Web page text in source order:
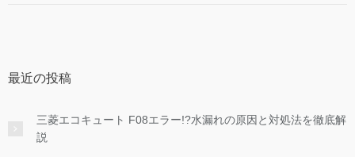
最近の投稿
三菱エコキュート F08エラー!?水漏れの原因と対処法を徹底解
説